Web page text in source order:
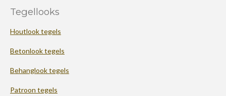
Tegellooks
Houtlook tegels
Betonlook tegels
Behanglook tegels
Patroon tegels